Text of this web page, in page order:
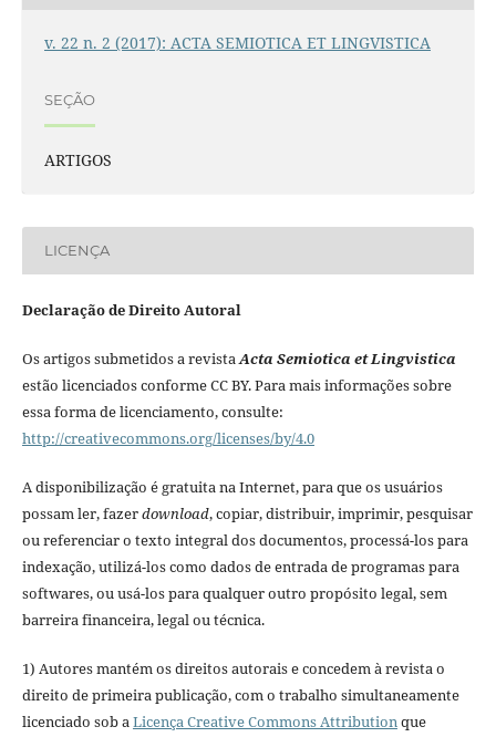
v. 22 n. 2 (2017): ACTA SEMIOTICA ET LINGVISTICA
SEÇÃO
ARTIGOS
LICENÇA
Declaração de Direito Autoral
Os artigos submetidos a revistaActa Semiotica et Lingvistica
estão licenciados conforme CC BY. Para mais informações sobre
essa forma de licenciamento, consulte:
http://creativecommons.org/licenses/by/4.0
A disponibilização é gratuita na Internet, para que os usuários
possam ler, fazerdownload, copiar, distribuir, imprimir, pesquisar
ou referenciar o texto integral dos documentos, processá-los para
indexação, utilizá-los como dados de entrada de programas para
softwares, ou usá-los para qualquer outro propósito legal, sem
barreira financeira, legal ou técnica.
1) Autores mantém os direitos autorais e concedem à revista o
direito de primeira publicação, com o trabalho simultaneamente
licenciado sob aLicença Creative Commons Attributionque